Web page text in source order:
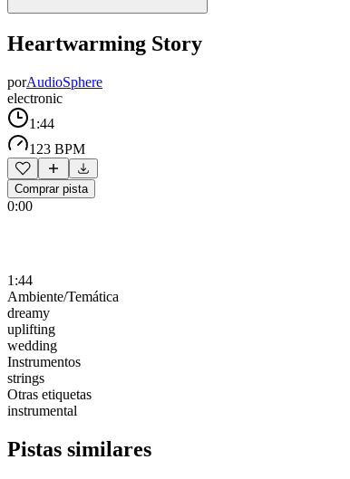
Heartwarming Story
porAudioSphere
electronic
1:44
123 BPM
Comprar pista
0:00
1:44
Ambiente/Temática
dreamy
uplifting
wedding
Instrumentos
strings
Otras etiquetas
instrumental
Pistas similares